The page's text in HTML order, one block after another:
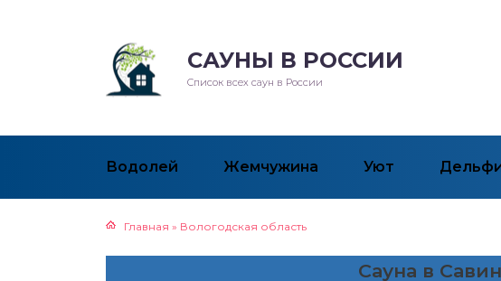
САУНЫ В РОССИИ
Список всех саун в России
Водолей Жемчужина Уют
Главная » Вологодская область
Сауна в